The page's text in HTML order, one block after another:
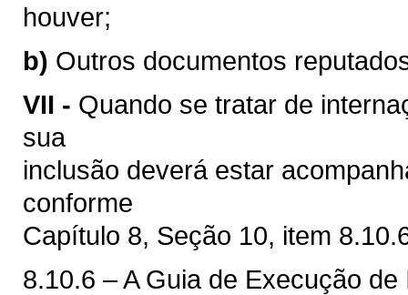
houver;
b) Outros documentos
VII - Quando se tratar de
sua
inclusão deverá estar
conforme
Capítulo 8, Seção 10, item
8.10.6 – A Guia de Execução